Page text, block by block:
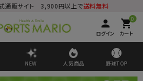
通販サイト 3,900円以上で送料無料
person
ログイン
0
shopping_cart
カート
NEW 人気商品 野球TOP